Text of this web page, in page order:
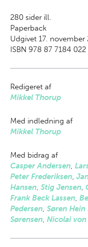
280 sider ill.
Paperback
Udgivet 17. november
ISBN 978 87 7184 022
Redigeret af
Mikkel Thorup
Med indledning af
Mikkel Thorup
Med bidrag af
Casper Andersen,
Peter Frederiksen,
Hansen, Stig Jensen,
Frank Beck Lassen,
Pedersen, Søren Hein
Sørensen, Nicolai von